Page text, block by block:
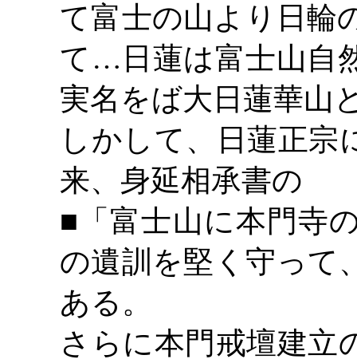
て富士の山より日輪
て…日蓮は富士山自
実名をば大日蓮華山
しかして、日蓮正宗
来、身延相承書の
■「富士山に本門寺
の遺訓を堅く守って
ある。
さらに本門戒壇建立